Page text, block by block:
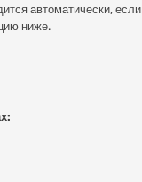
автоматически,
ниже.